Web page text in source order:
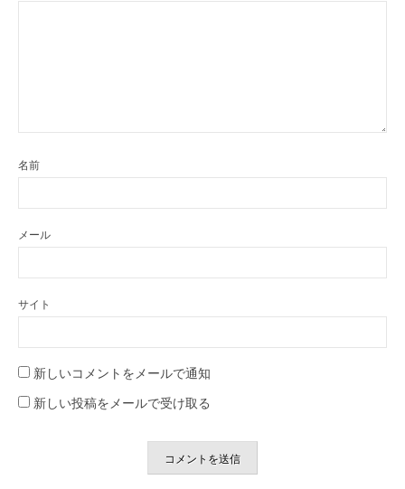
名前
メール
サイト
新しいコメントをメールで通知
新しい投稿をメールで受け取る